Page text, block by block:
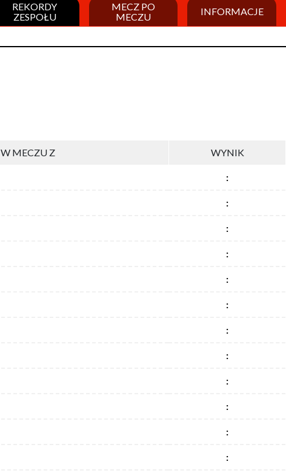
REKORDY
ZESPOŁU
MECZ PO
MECZU
INFORMACJE
W MECZU Z WYNIK
:
:
:
:
:
:
:
:
:
:
:
: